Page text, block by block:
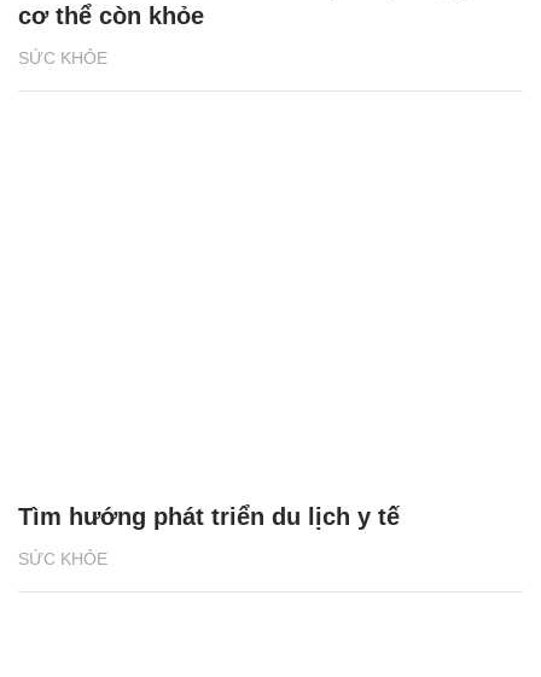
SỨC KHỎE
cơ thể còn khỏe
SỨC KHỎE
Tìm hướng phát triển du lịch y tế